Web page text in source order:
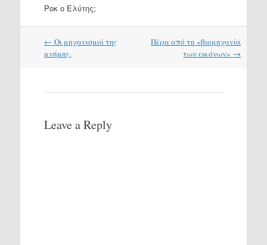
Ροκ ο Ελύτης;
Post
navigation
← Οι μηχανισμοί της
μνήμης.
Πέρα από τη «βιομηχανία
των εικόνων» →
Leave a Reply